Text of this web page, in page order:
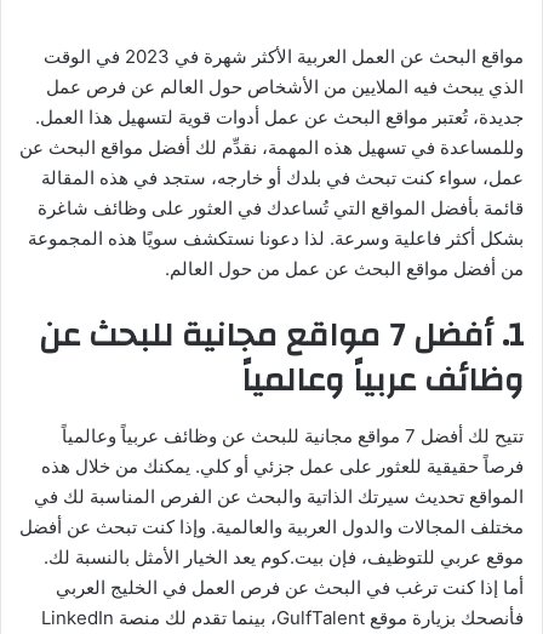
مواقع البحث عن العمل العربية الأكثر شهرة في 2023 في الوقت
الذي يبحث فيه الملايين من الأشخاص حول العالم عن فرص عمل
جديدة، تُعتبر مواقع البحث عن عمل أدوات قوية لتسهيل هذا العمل.
وللمساعدة في تسهيل هذه المهمة، نقدِّم لك أفضل مواقع البحث عن
عمل، سواء كنت تبحث في بلدك أو خارجه، ستجد في هذه المقالة
قائمة بأفضل المواقع التي تُساعدك في العثور على وظائف شاغرة
بشكل أكثر فاعلية وسرعة. لذا دعونا نستكشف سويًا هذه المجموعة
من أفضل مواقع البحث عن عمل من حول العالم.
1. أفضل 7 مواقع مجانية للبحث عن
وظائف عربياً وعالمياً
تتيح لك أفضل 7 مواقع مجانية للبحث عن وظائف عربياً وعالمياً
فرصاً حقيقية للعثور على عمل جزئي أو كلي. يمكنك من خلال هذه
المواقع تحديث سيرتك الذاتية والبحث عن الفرص المناسبة لك في
مختلف المجالات والدول العربية والعالمية. وإذا كنت تبحث عن أفضل
موقع عربي للتوظيف، فإن بيت.كوم يعد الخيار الأمثل بالنسبة لك.
أما إذا كنت ترغب في البحث عن فرص العمل في الخليج العربي
فأنصحك بزيارة موقع GulfTalent، بينما تقدم لك منصة LinkedIn